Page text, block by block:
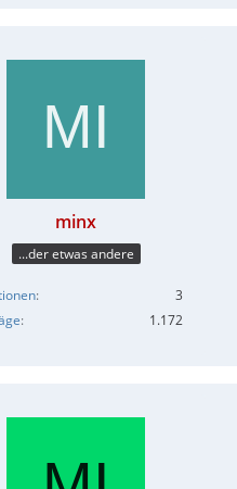
minx
...der etwas andere
3
1.172